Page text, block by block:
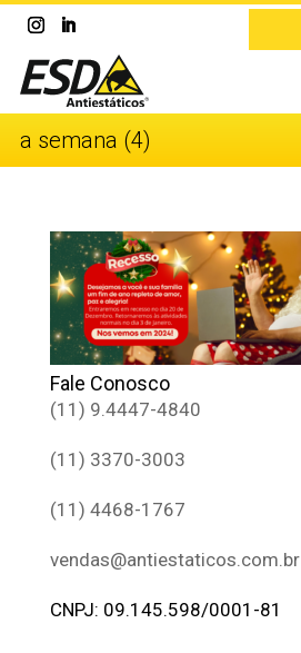
a semana (4)
Fale Conosco
(11) 9.4447-4840
(11) 3370-3003
(11) 4468-1767
vendas@antiestaticos.com.br
CNPJ: 09.145.598/0001-81